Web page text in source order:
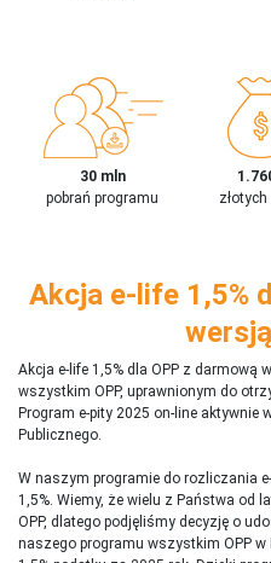
30 mln
pobrań programu
Akcja e-life 1,5%
Akcja e-life 1,5% dla OPP z darmową
wszystkim OPP, uprawnionym do
Program e-pity 2025 on-line aktywnie
Publicznego.
W naszym programie do rozliczania
1,5%. Wiemy, że wielu z Państwa od
OPP, dlatego podjęliśmy decyzję o
naszego programu wszystkim OPP